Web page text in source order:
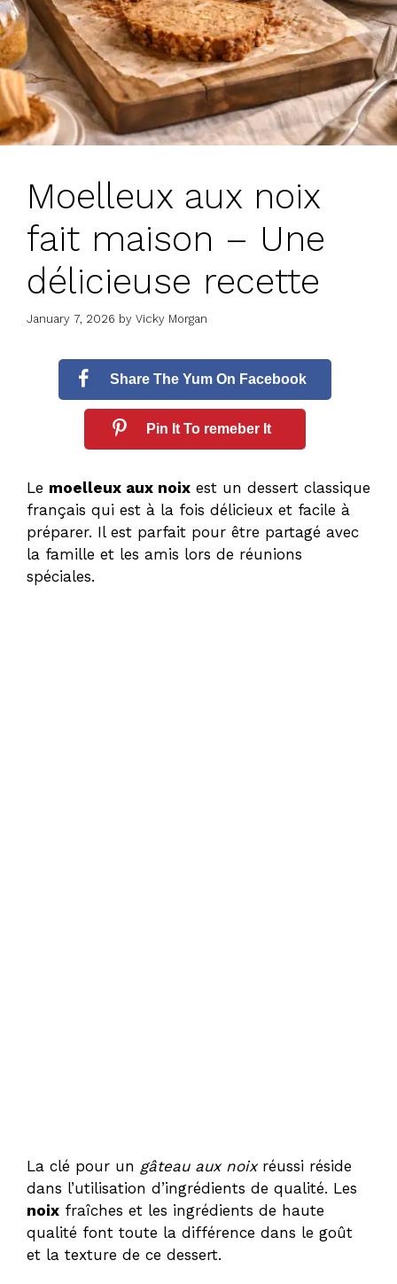
Moelleux aux noix
fait maison – Une
délicieuse recette
January 7, 2026 by Vicky Morgan
Share The Yum On Facebook
Pin It To remeber It
Le moelleux aux noix est un dessert classique
français qui est à la fois délicieux et facile à
préparer. Il est parfait pour être partagé avec
la famille et les amis lors de réunions
spéciales.
La clé pour un gâteau aux noixréussi réside
dans l’utilisation d’ingrédients de qualité. Les
noix fraîches et les ingrédients de haute
qualité font toute la différence dans le goût
et la texture de ce dessert.